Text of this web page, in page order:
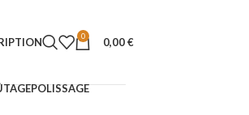
0 0,00€
POLISSAGE